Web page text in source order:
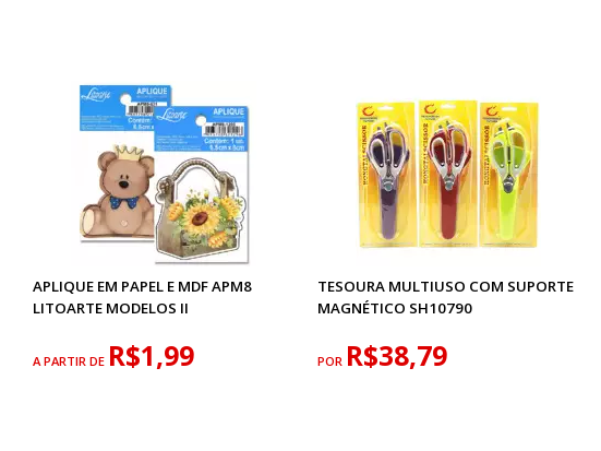
APLIQUE EM PAPEL E MDF APM8
LITOARTE MODELOS II
A PARTIR DE R$1,99
TESOURA MULTIUSO COM SUPORTE
MAGNÉTICO SH10790
POR R$38,79